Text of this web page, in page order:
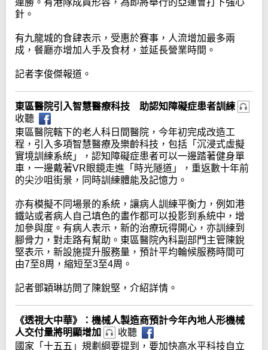
連勝。有港隊成員形容，為即將舉行的亞運會打下強心
針。
有九龍城的食肆表示，受惠於賽事，人流增加最多兩
成，餐廳亦增加人手及食材，並延長營業時間。
記者李俊傑報道。
東區醫院引入智慧醫療科技 助認知障礙症患者訓練
收聽
東區醫院轄下的老人科日間醫院，今年初完成改造工
程，引入多項智慧醫療及樂齡科技，包括「沉浸式虛擬
實境訓練系統」，認知障礙症患者可以一邊踏著健身單
車，一邊戴著VR眼鏡走進「時光隧道」，重返數十年前
的尖沙咀街景，同時訓練體能及記憶力。
亦有模擬不同場景的系統，讓病人訓練平衡力，例如港
鐵站或者病人自己填色的畫作都可以投影到系統中，增
加參與度。有病人表示，新的治療玩得開心，亦訓練到
腳骨力，對走路有幫助。東區醫院內科副部門主管陳銳
堅表示，新設施提升服務量，預計平均輪候服務時間可
由7至8周，縮短至3至4周。
記者鄧穎琳訪問了陳銳堅，介紹詳情。
《透視大中華》：機械人製造商預計今年內地人形機械
人交付量將明顯增加
收聽
國家「十五五」規劃綱要提到，要加快高水平科技自立